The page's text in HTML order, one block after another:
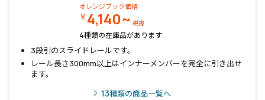
オレンジブック価格
￥4,140~ 税抜
4種類の在庫品があります
3段引のスライドレールです。
レール長さ300mm以上はインナーメンバーを完全に引き出せ
ます。
13種類の商品一覧へ